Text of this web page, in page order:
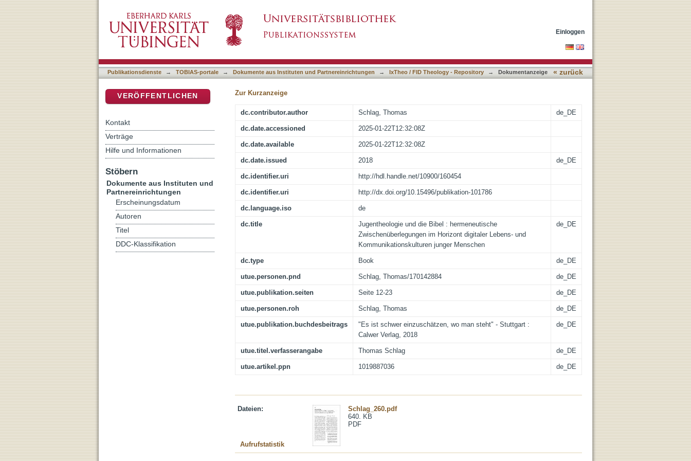
Lebens- und Kommunikationskulturen junger Menschen
Einloggen
Publikationsdienste → TOBIAS-portale → Dokumente aus Instituten und Partnereinrichtungen → IxTheo / FID Theology - Repository → Dokumentanzeige « zurück
Zur Kurzanzeige
dc.contributor.author Schlag, Thomas de_DE
dc.date.accessioned 2025-01-22T12:32:08Z
dc.date.available 2025-01-22T12:32:08Z
dc.date.issued 2018 de_DE
dc.identifier.uri http://hdl.handle.net/10900/160454
dc.identifier.uri http://dx.doi.org/10.15496/publikation-101786
dc.language.iso de
dc.title
Jugentheologie und die Bibel : hermeneutische
Zwischenüberlegungen im Horizont digitaler Lebens- und
Kommunikationskulturen junger Menschen
de_DE
dc.type Book de_DE
utue.personen.pnd Schlag, Thomas/170142884 de_DE
utue.publikation.seiten Seite 12-23 de_DE
utue.personen.roh Schlag, Thomas de_DE
utue.publikation.buchdesbeitrags
"Es ist schwer einzuschätzen, wo man steht" - Stuttgart :
Calwer Verlag, 2018
de_DE
utue.titel.verfasserangabe Thomas Schlag de_DE
utue.artikel.ppn 1019887036 de_DE
Dateien:
Schlag_260.pdf
640. KB
PDF
Aufrufstatistik
VERÖFFENTLICHEN
Kontakt
Verträge
Hilfe und Informationen
Stöbern
Dokumente aus Instituten und
Partnereinrichtungen
Erscheinungsdatum
Autoren
Titel
DDC-Klassifikation